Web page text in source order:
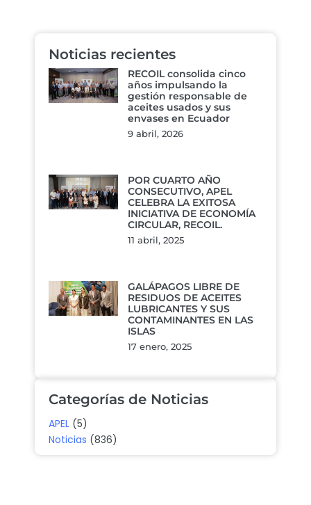
Noticias recientes
RECOIL consolida cinco
años impulsando la
gestión responsable de
aceites usados y sus
envases en Ecuador
9 abril, 2026
POR CUARTO AÑO
CONSECUTIVO, APEL
CELEBRA LA EXITOSA
INICIATIVA DE ECONOMÍA
CIRCULAR, RECOIL.
11 abril, 2025
GALÁPAGOS LIBRE DE
RESIDUOS DE ACEITES
LUBRICANTES Y SUS
CONTAMINANTES EN LAS
ISLAS
17 enero, 2025
Categorías de Noticias
APEL (5)
Noticias (836)